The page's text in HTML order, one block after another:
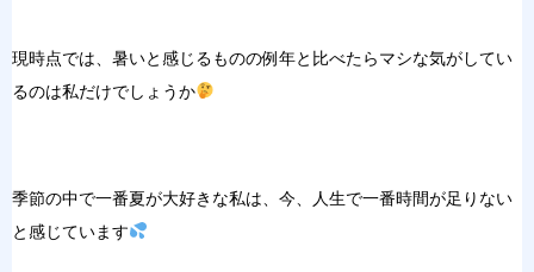
現時点では、暑いと感じるものの例年と比べたらマシな気がしてい
るのは私だけでしょうか
季節の中で一番夏が大好きな私は、今、人生で一番時間が足りない
と感じています